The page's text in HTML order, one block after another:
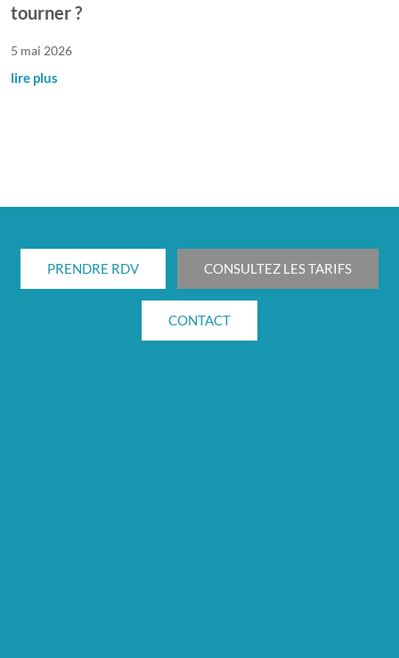
tourner ?
5 mai 2026
lire plus
PRENDRE RDV CONSULTEZ LES TARIFS
CONTACT